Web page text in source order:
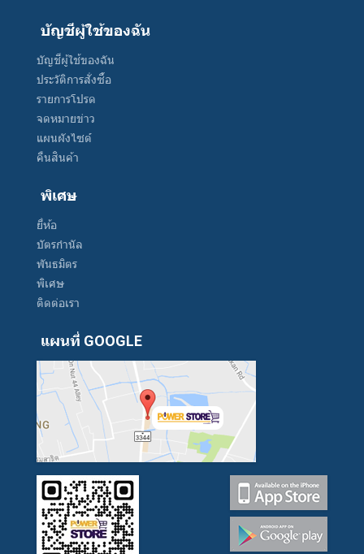
บัญชีผู้ใช้ของฉัน
บัญชีผู้ใช้ของฉัน
ประวัติการสั่งซื้อ
รายการโปรด
จดหมายข่าว
แผนผังไซต์
คืนสินค้า
พิเศษ
ยี่ห้อ
บัตรกำนัล
พันธมิตร
พิเศษ
ติดต่อเรา
แผนที่ GOOGLE